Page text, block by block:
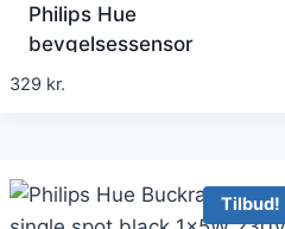
Philips Hue
bevgelsessensor
329 kr.
Tilbud!